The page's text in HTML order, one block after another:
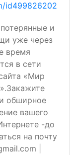
id499826202
и
уже через
время
в сети
«Мир
обширное
вашего
-до
на почту
|